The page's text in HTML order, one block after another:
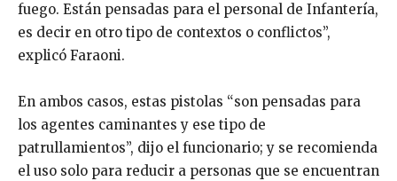
fuego. Están pensadas para el personal de Infantería,
es decir en otro tipo de contextos o conflictos”,
explicó Faraoni.
En ambos casos, estas pistolas “son pensadas para
los agentes caminantes y ese tipo de
patrullamientos”, dijo el funcionario; y se recomienda
el uso solo para reducir a personas que se encuentran